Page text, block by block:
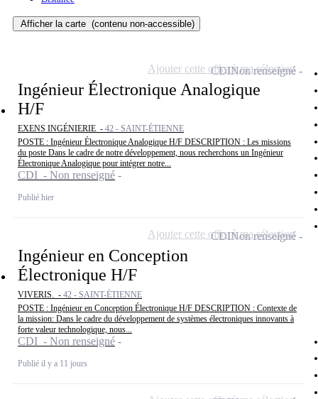
Afficher la carte (contenu non-accessible)
Ingénieur Électronique Analogique
H/F
EXENS INGÉNIERIE - 42 - SAINT-ÉTIENNE
POSTE : Ingénieur Électronique Analogique H/F DESCRIPTION : Les missions
du poste Dans le cadre de notre développement, nous recherchons un Ingénieur
Électronique Analogique pour intégrer notre...
CDI - Non renseigné
Publié hier
CDINon renseigné
Ajouter cette offre à ma sélection
Ingénieur en Conception
Électronique H/F
VIVERIS. - 42 - SAINT-ÉTIENNE
POSTE : Ingénieur en Conception Électronique H/F DESCRIPTION : Contexte de
la mission: Dans le cadre du développement de systèmes électroniques innovants à
forte valeur technologique, nous...
CDI - Non renseigné
Publié il y a 11 jours
CDINon renseigné
Ajouter cette offre à ma sélection